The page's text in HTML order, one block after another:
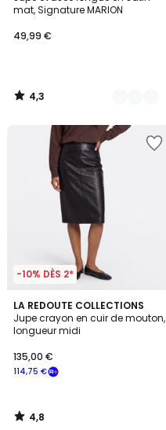
mat, Signature MARION
49,99 €
4,3
/
-10% DÈS 2*
LA REDOUTE COLLECTIONS
Jupe crayon en cuir de mouton,
longueur midi
114,75 €
135,00 €
4,8
/ 5
4,8
/